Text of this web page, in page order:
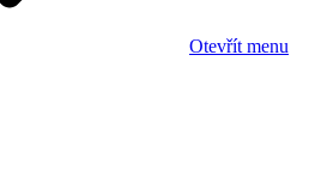
Otevřít menu